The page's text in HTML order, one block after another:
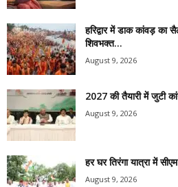
हरिद्वार में डाक कांवड़
शिवभक्त...
August 9, 2026
2027 की तैयारी में जुटी
August 9, 2026
हर घर तिरंगा यात्रा में
August 9, 2026